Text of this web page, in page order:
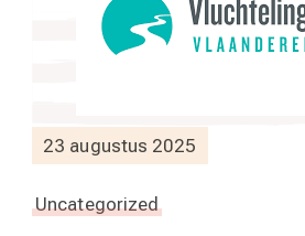
23 augustus 2025
Uncategorized